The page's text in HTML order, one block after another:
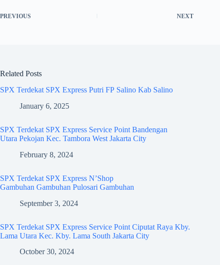
PREVIOUS NEXT
Related Posts
SPX Terdekat SPX Express Putri FP Salino Kab Salino
January 6, 2025
SPX Terdekat SPX Express Service Point Bandengan
Utara Pekojan Kec. Tambora West Jakarta City
February 8, 2024
SPX Terdekat SPX Express N’Shop
Gambuhan Gambuhan Pulosari Gambuhan
September 3, 2024
SPX Terdekat SPX Express Service Point Ciputat Raya Kby.
Lama Utara Kec. Kby. Lama South Jakarta City
October 30, 2024